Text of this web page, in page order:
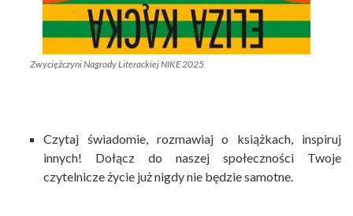
Zwyciężczyni Nagrody Literackiej NIKE 2025
Czytaj świadomie, rozmawiaj o książkach, inspiruj
innych! Dołącz do naszej społeczności Twoje
czytelnicze życie już nigdy nie będzie samotne.